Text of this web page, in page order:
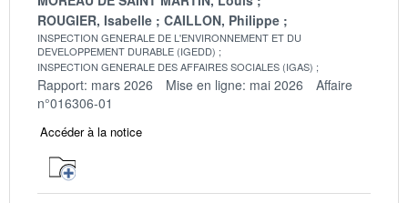
ROUGIER, Isabelle
CAILLON, Philippe
INSPECTION GENERALE DE L'ENVIRONNEMENT ET DU
DEVELOPPEMENT DURABLE (IGEDD)
INSPECTION GENERALE DES AFFAIRES SOCIALES (IGAS)
Rapport: mars 2026 Mise en ligne: mai 2026
Affaire
n°016306-01
Accéder à la notice